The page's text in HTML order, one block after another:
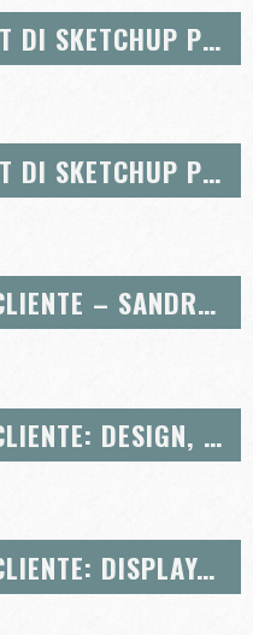
TUTORIAL SUL LAYOUT DI SKETCHUP PRO – IMPOSTAZIONI DELLA BARRA DEGLI STRUMENTI DI LAYOUT (PER MAC E PC)
TUTORIAL SUL LAYOUT DI SKETCHUP PRO – FARE UN BLOCCO TITOLO IN UN MODELLO PREDEFINITO
TESTIMONIANZA DEL CLIENTE – SANDRINE LASKAWIEC, LIFESTYLE DESIGNER
TESTIMONIANZA DEL CLIENTE: DESIGN, CONSULENZA, DECORAZIONE D’INTERNI
TESTIMONIANZA DEL CLIENTE: DISPLAY, PUBBLICITÀ E ALLESTIMENTO DEL NEGOZIO.